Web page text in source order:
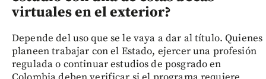
virtuales en el exterior?
Depende del uso que se le vaya a dar al título. Quienes
planeen trabajar con el Estado, ejercer una profesión
regulada o continuar estudios de posgrado en